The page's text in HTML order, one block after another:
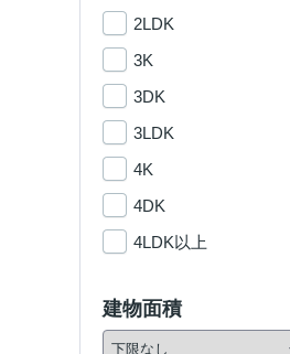
2LDK
3K
3DK
3LDK
4K
4DK
4LDK以上
建物面積